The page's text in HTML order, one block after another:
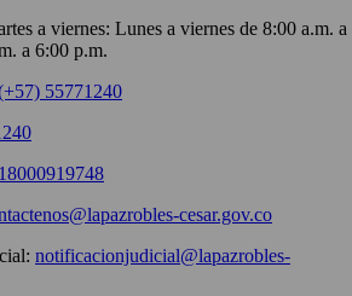
a viernes: Lunes a viernes de 8:00 a.m. a
a 6:00 p.m.
55771240
cesar.gov.co
notificacionjudicial@lapazrobles-